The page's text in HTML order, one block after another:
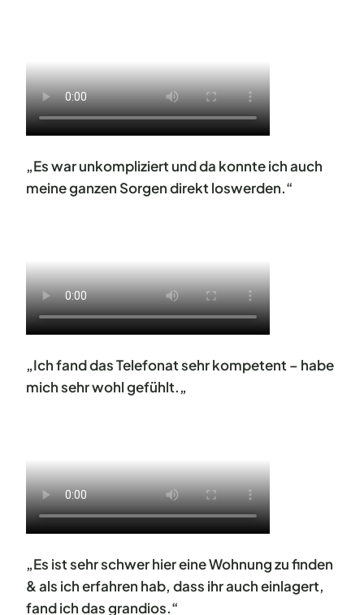
„Es war unkompliziert und da konnte ich auch
meine ganzen Sorgen direkt loswerden.“
„Ich fand das Telefonat sehr kompetent – habe
mich sehr wohl gefühlt.„
„Es ist sehr schwer hier eine Wohnung zu finden
& als ich erfahren hab, dass ihr auch einlagert,
fand ich das grandios.“